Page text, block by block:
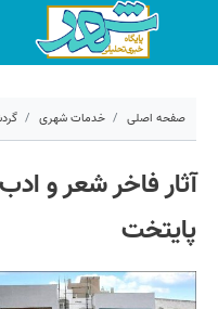
صفحه اصلی خدمات شهری
کد مطلب: 59877
آثار فاخر شعر و
پایتخت